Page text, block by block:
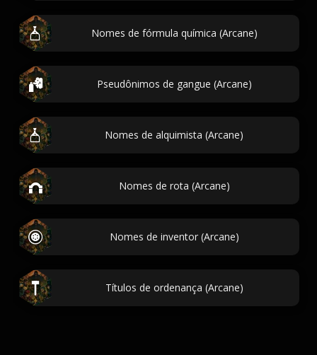
Nomes de fórmula química (Arcane)
Pseudônimos de gangue (Arcane)
Nomes de alquimista (Arcane)
Nomes de rota (Arcane)
Nomes de inventor (Arcane)
Títulos de ordenança (Arcane)